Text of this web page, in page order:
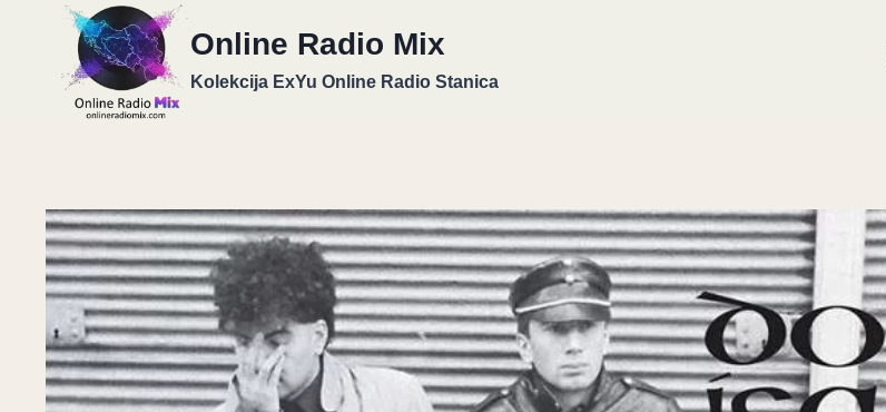
Online Radio Mix
Kolekcija ExYu Online Radio Stanica